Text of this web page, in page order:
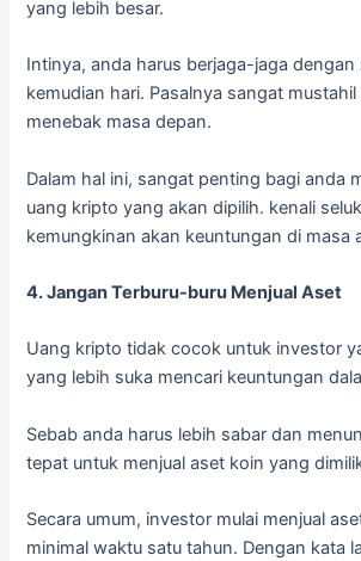
yang lebih besar.
Intinya, anda harus berjaga-jaga
kemudian hari. Pasalnya sangat
menebak masa depan.
Dalam hal ini, sangat penting bagi anda
uang kripto yang akan dipilih. kenali
kemungkinan akan keuntungan di masa
4. Jangan Terburu-buru Menjual Aset
Uang kripto tidak cocok untuk investor
yang lebih suka mencari keuntungan
Sebab anda harus lebih sabar dan
tepat untuk menjual aset koin yang
Secara umum, investor mulai menjual
minimal waktu satu tahun. Dengan kata